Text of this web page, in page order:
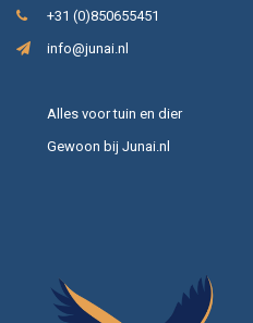
+31 (0)850655451
info@junai.nl
Alles voor tuin en dier
Gewoon bij Junai.nl